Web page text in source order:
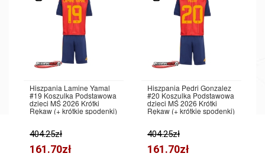
Hiszpania Lamine Yamal
#19 Koszulka Podstawowa
dzieci MŚ 2026 Krótki
Rękaw (+ krótkie spodenki)
404.25zł
161.70zł
Hiszpania Pedri Gonzalez
#20 Koszulka Podstawowa
dzieci MŚ 2026 Krótki
Rękaw (+ krótkie spodenki)
404.25zł
161.70zł